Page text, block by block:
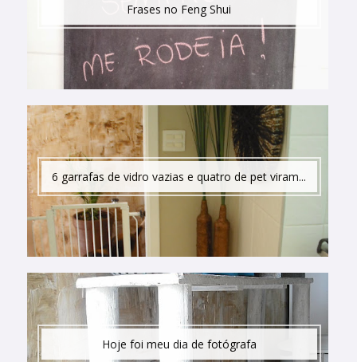
Frases no Feng Shui
6 garrafas de vidro vazias e quatro de pet viram...
Hoje foi meu dia de fotógrafa